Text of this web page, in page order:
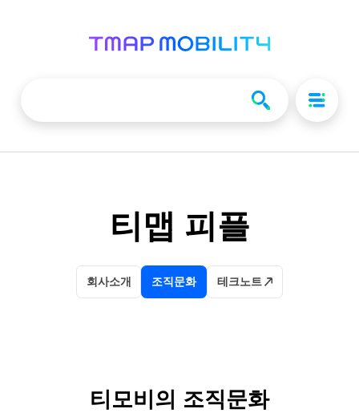
티맵 피플
회사소개 조직문화 테크노트
티모비의 조직문화